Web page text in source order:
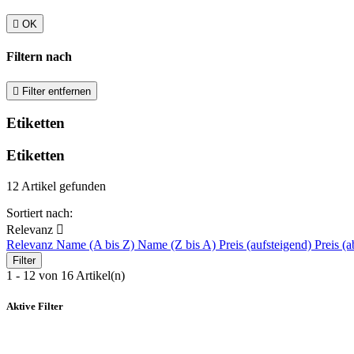
 OK
Filtern nach
 Filter entfernen
Etiketten
Etiketten
12 Artikel gefunden
Sortiert nach:
Relevanz 
Relevanz Name (A bis Z) Name (Z bis A) Preis (aufsteigend) Preis
Filter
1 - 12 von 16 Artikel(n)
Aktive Filter